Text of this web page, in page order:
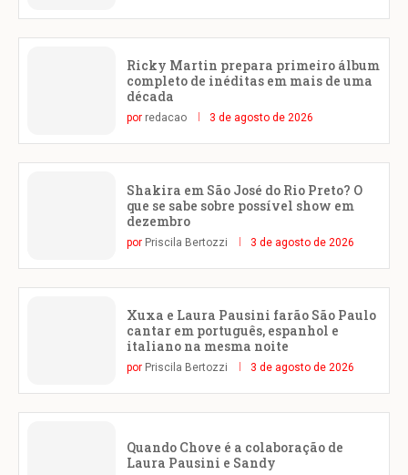
Ricky Martin prepara primeiro álbum
completo de inéditas em mais de uma
década
por redacao 3 de agosto de 2026
Shakira em São José do Rio Preto? O
que se sabe sobre possível show em
dezembro
por Priscila Bertozzi 3 de agosto de 2026
Xuxa e Laura Pausini farão São Paulo
cantar em português, espanhol e
italiano na mesma noite
por Priscila Bertozzi 3 de agosto de 2026
Quando Chove é a colaboração de
Laura Pausini e Sandy